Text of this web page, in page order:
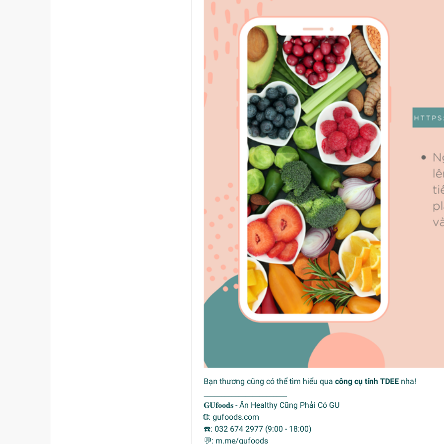
Bạn thương cũng có thể tìm hiểu qua công cụ tính TDEE nha!
𝐆𝐔𝐟𝐨𝐨𝐝𝐬 - Ăn Healthy Cũng Phải Có GU
🌐: gufoods.com
☎️: 032 674 2977 (9:00 - 18:00)
💬: m.me/gufoods